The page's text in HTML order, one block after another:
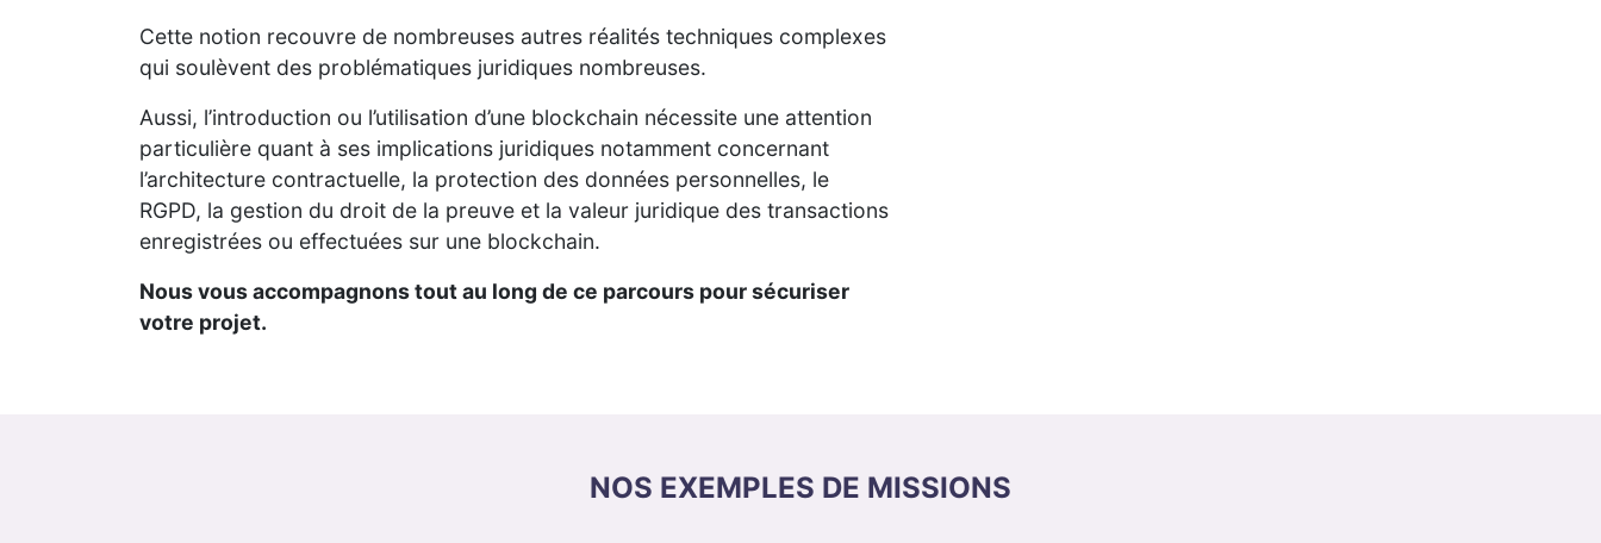
Cette notion recouvre de nombreuses autres réalités techniques complexes
qui soulèvent des problématiques juridiques nombreuses.
Aussi, l’introduction ou l’utilisation d’une blockchain nécessite une attention
particulière quant à ses implications juridiques notamment concernant
l’architecture contractuelle, la protection des données personnelles, le
RGPD, la gestion du droit de la preuve et la valeur juridique des transactions
enregistrées ou effectuées sur une blockchain.
Nous vous accompagnons tout au long de ce parcours pour sécuriser
votre projet.
NOS EXEMPLES DE MISSIONS